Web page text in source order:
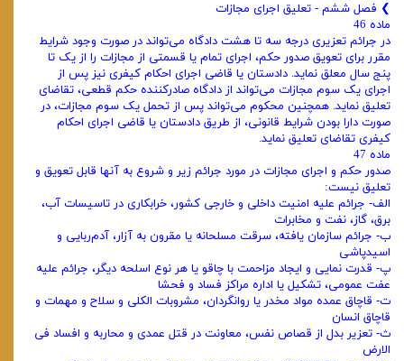
❯ فصل ششم - تعلیق اجرای مجازات
ماده 46
در جرائم تعزیری درجه سه تا هشت دادگاه می‌تواند در صورت وجود شرایط
مقرر برای تعویق صدور حکم، اجرای تمام یا قسمتی از مجازات را از یک تا
پنج سال معلق نماید. دادستان یا قاضی اجرای احکام کیفری نیز پس از
اجرای یک سوم مجازات می‌تواند از دادگاه صادرکننده حکم قطعی، تقاضای
تعلیق نماید. همچنین محکوم می‌تواند پس از تحمل یک سوم مجازات، در
صورت دارا بودن شرایط قانونی، از طریق دادستان یا قاضی اجرای احکام
کیفری تقاضای تعلیق نماید.
ماده 47
صدور حکم و اجرای مجازات در مورد جرائم زیر و شروع به آنها قابل تعویق و
تعلیق نیست:
الف- جرائم علیه امنیت داخلی و خارجی کشور، خرابکاری در تاسیسات آب،
برق، گاز، نفت و مخابرات
ب- جرائم سازمان یافته، سرقت مسلحانه یا مقرون به آزار، آدم‌ربایی و
اسیدپاشی
پ- قدرت نمایی و ایجاد مزاحمت با چاقو یا هر نوع اسلحه دیگر، جرائم علیه
عفت عمومی، تشکیل یا اداره مراکز فساد و فحشا
ت- قاچاق عمده مواد مخدر یا روانگردان، مشروبات الکلی و سلاح و مهمات و
قاچاق انسان
ث- تعزیر بدل از قصاص نفس، معاونت در قتل عمدی و محاربه و افساد فی
الارض